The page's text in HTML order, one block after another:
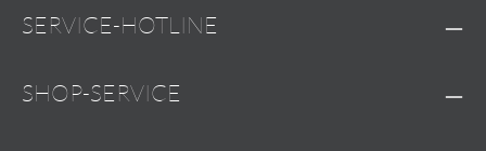
SERVICE-HOTLINE
SHOP-SERVICE